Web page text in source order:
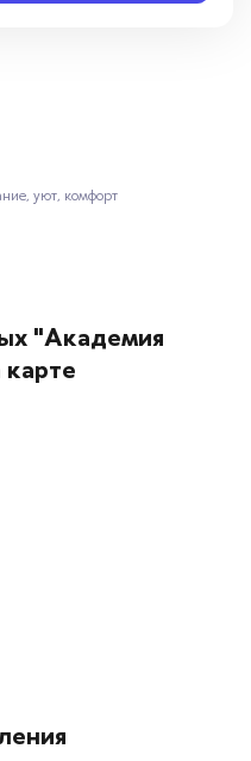
уют, комфорт
"Академия